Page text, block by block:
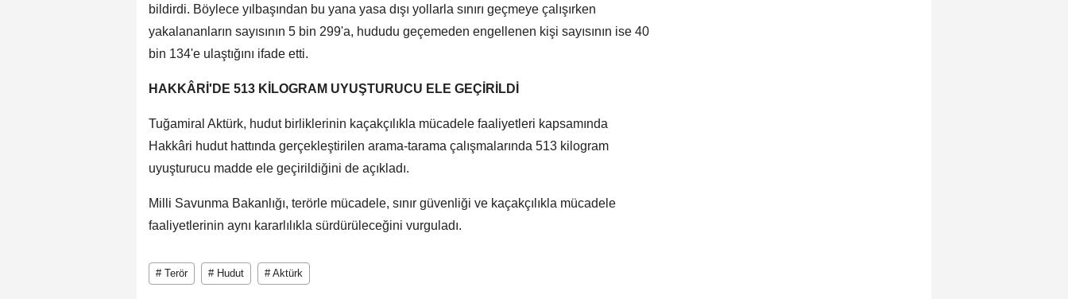
bildirdi. Böylece yılbaşından bu yana yasa dışı yollarla sınırı geçmeye çalışırken
yakalananların sayısının 5 bin 299'a, hududu geçemeden engellenen kişi sayısının ise 40
bin 134'e ulaştığını ifade etti.
HAKKÂRİ'DE 513 KİLOGRAM UYUŞTURUCU ELE GEÇİRİLDİ
Tuğamiral Aktürk, hudut birliklerinin kaçakçılıkla mücadele faaliyetleri kapsamında
Hakkâri hudut hattında gerçekleştirilen arama-tarama çalışmalarında 513 kilogram
uyuşturucu madde ele geçirildiğini de açıkladı.
Milli Savunma Bakanlığı, terörle mücadele, sınır güvenliği ve kaçakçılıkla mücadele
faaliyetlerinin aynı kararlılıkla sürdürüleceğini vurguladı.
# Terör # Hudut # Aktürk